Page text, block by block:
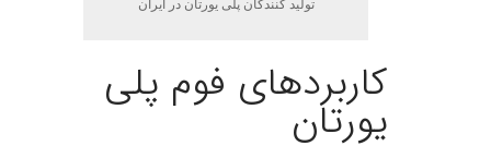
کاربردهای فوم پلی
یورتان